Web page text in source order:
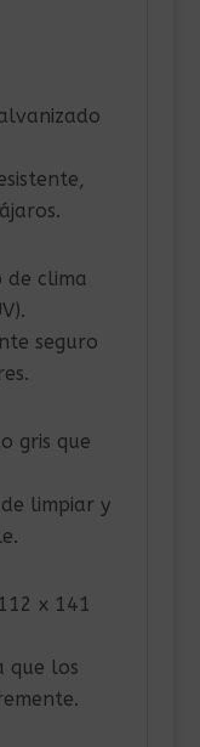
de clima
seguro
gris que
limpiar y
x 141
que los